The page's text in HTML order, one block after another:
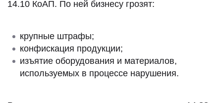
14.10 КоАП. По ней бизнесу грозят:
крупные штрафы;
конфискация продукции;
изъятие оборудования и материалов,
используемых в процессе нарушения.